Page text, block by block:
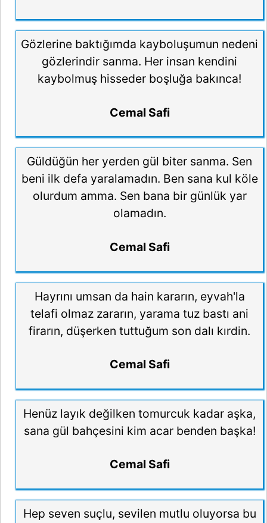
Gözlerine baktığımda kayboluşumun nedeni
gözlerindir sanma. Her insan kendini
kaybolmuş hisseder boşluğa bakınca!
Cemal Safi
Güldüğün her yerden gül biter sanma. Sen
beni ilk defa yaralamadın. Ben sana kul köle
olurdum amma. Sen bana bir günlük yar
olamadın.
Cemal Safi
Hayrını umsan da hain kararın, eyvah'la
telafi olmaz zararın, yarama tuz bastı ani
firarın, düşerken tuttuğum son dalı kırdin.
Cemal Safi
Henüz layık değilken tomurcuk kadar aşka,
sana gül bahçesini kim acar benden başka!
Cemal Safi
Hep seven suçlu, sevilen mutlu oluyorsa bu